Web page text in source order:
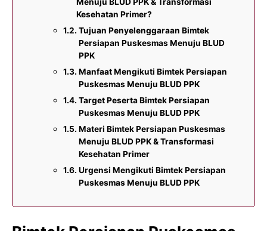
Kesehatan Primer?
Tujuan Penyelenggaraan Bimtek
Persiapan Puskesmas Menuju BLUD
PPK
Manfaat Mengikuti Bimtek Persiapan
Puskesmas Menuju BLUD PPK
Target Peserta Bimtek Persiapan
Puskesmas Menuju BLUD PPK
Materi Bimtek Persiapan Puskesmas
Menuju BLUD PPK & Transformasi
Kesehatan Primer
Urgensi Mengikuti Bimtek Persiapan
Puskesmas Menuju BLUD PPK